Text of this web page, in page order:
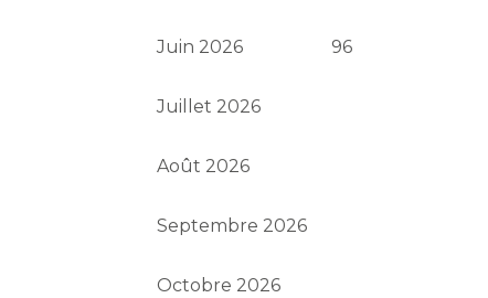
Juin 2026 96
Juillet 2026
Août 2026
Septembre 2026
Octobre 2026